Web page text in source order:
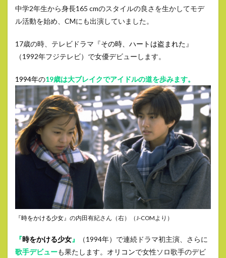
中学2年生から身長165 cmのスタイルの良さを生かしてモデ
ル活動を始め、CMにも出演していました。
17歳の時、テレビドラマ『その時、ハートは盗まれた 』
（1992年フジテレビ）で女優デビューします。
1994年の19歳は大ブレイクでアイドルの道を歩みます。
『時をかける少女 』の内田有紀さん（右）（J-COMより）
『時をかける少女』
（1994年）で連続ドラマ初主演、さらに
歌手デビューも果たします。 オリコンで女性ソロ歌手のデビ